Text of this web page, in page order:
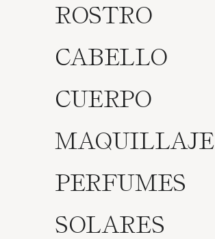
ROSTRO
CABELLO
CUERPO
MAQUILLAJE
PERFUMES
SOLARES